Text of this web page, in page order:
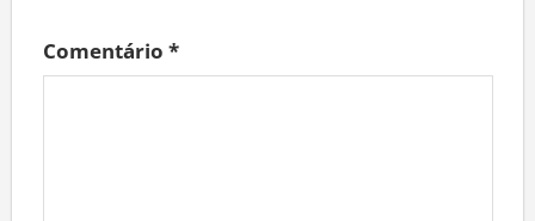
Comentário *